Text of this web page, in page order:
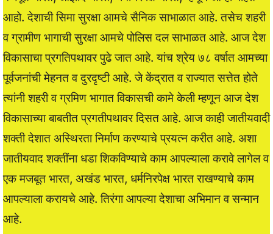
आहो. देशाची सिमा सुरक्षा आमचे सैनिक साभाळात आहे. तसेच शहरी
व ग्रामीण भागाची सुरक्षा आमचे पोलिस दल साभाळत आहे. आज देश
विकासाचा प्रगतिपथावर पुढे जात आहे. यांच श्रेय ७८ वर्षात आमच्या
पूर्वजनांची मेहनत व दुरदृष्टी आहे. जे केंद्रात व राज्यात सत्तेत होते
त्यांनी शहरी व ग्रमिण भागात विकासची कामे केली म्हणून आज देश
विकासाच्या बाबतीत प्रगतीपथावर दिसत आहे. आज काही जातीयवादी
शक्ती देशात अस्थिरता निर्माण करण्याचे प्रयत्न करीत आहे. अशा
जातीयवाद शक्तींना धडा शिकविण्याचे काम आपल्याला करावे लागेल व
एक मजबूत भारत, अखंड भारत, धर्मनिरपेक्ष भारत राखण्याचे काम
आपल्याला करायचे आहे. तिरंगा आपल्या देशाचा अभिमान व सन्मान
आहे.